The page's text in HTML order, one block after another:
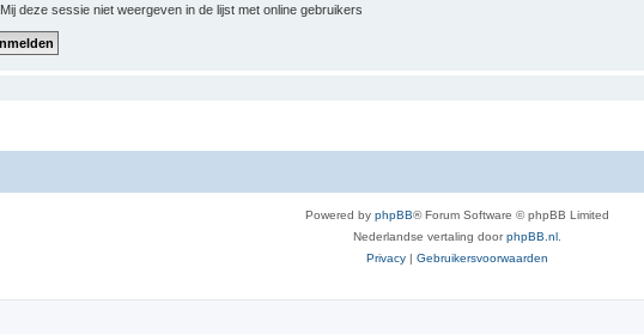
Mij deze sessie niet weergeven in de lijst met online gebruikers
Powered by phpBB® Forum Software © phpBB Limited
Nederlandse vertaling doorphpBB.nl.
Privacy | Gebruikersvoorwaarden